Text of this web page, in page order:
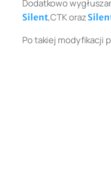
Dodatkowo
Silent,CTK oraz
Po takiej modyfikacji